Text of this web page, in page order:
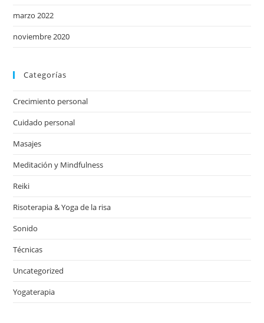
marzo 2022
noviembre 2020
Categorías
Crecimiento personal
Cuidado personal
Masajes
Meditación y Mindfulness
Reiki
Risoterapia & Yoga de la risa
Sonido
Técnicas
Uncategorized
Yogaterapia